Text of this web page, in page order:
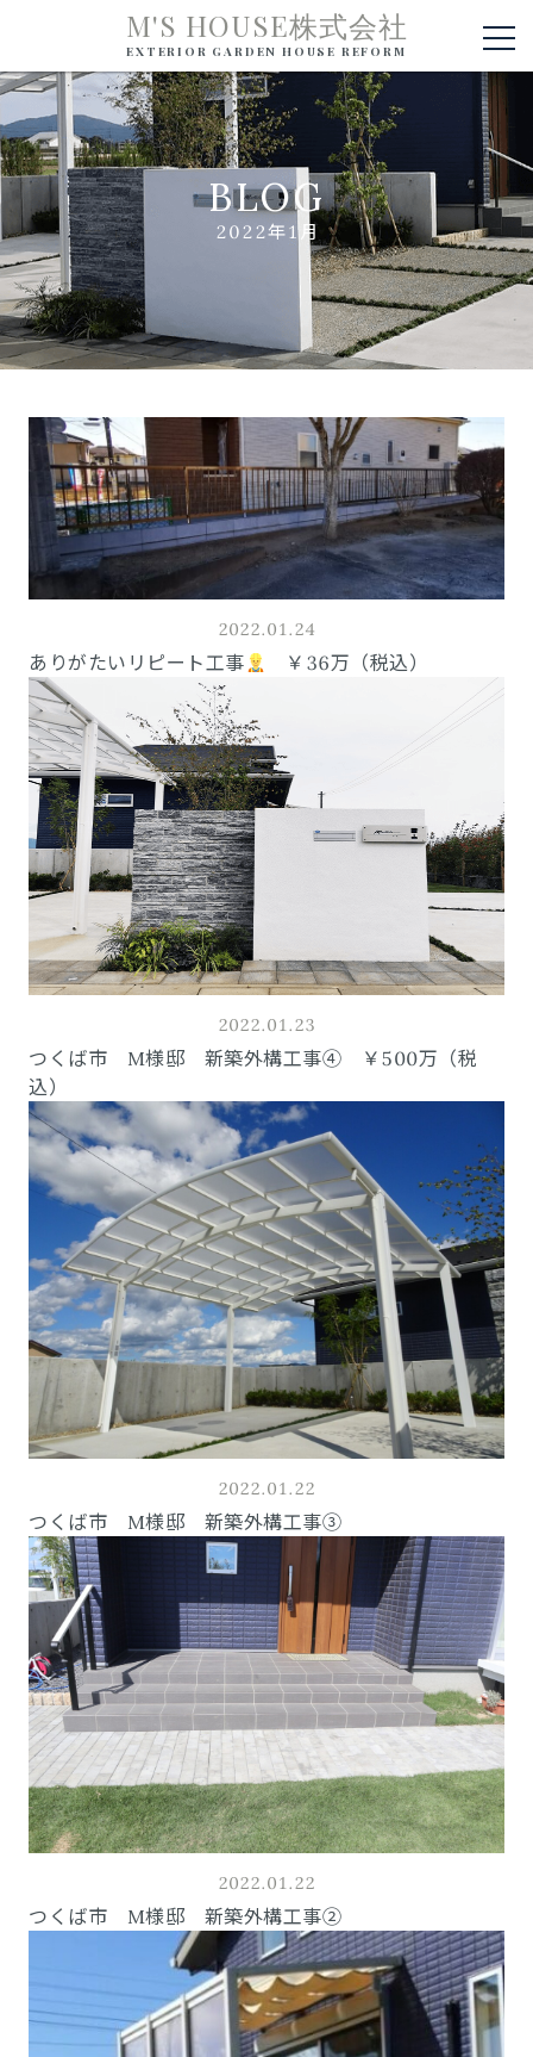
M'S HOUSE株式会社
EXTERIOR GARDEN HOUSE REFORM
BLOG
2022年1月
2022.01.24
ありがたいリピート工事 ￥36万（税込）
2022.01.23
つくば市 M様邸 新築外構工事④ ￥500万（税
込）
2022.01.22
つくば市 M様邸 新築外構工事③
2022.01.22
つくば市 M様邸 新築外構工事②